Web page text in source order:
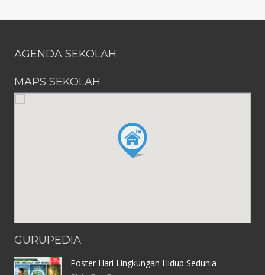
AGENDA SEKOLAH
MAPS SEKOLAH
GURUPEDIA
Poster Hari Lingkungan Hidup Sedunia